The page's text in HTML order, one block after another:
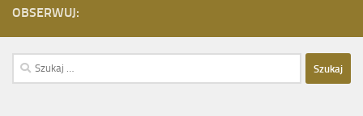
OBSERWUJ:
Szukaj: